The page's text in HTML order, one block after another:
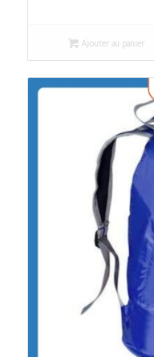
Ajouter au panier